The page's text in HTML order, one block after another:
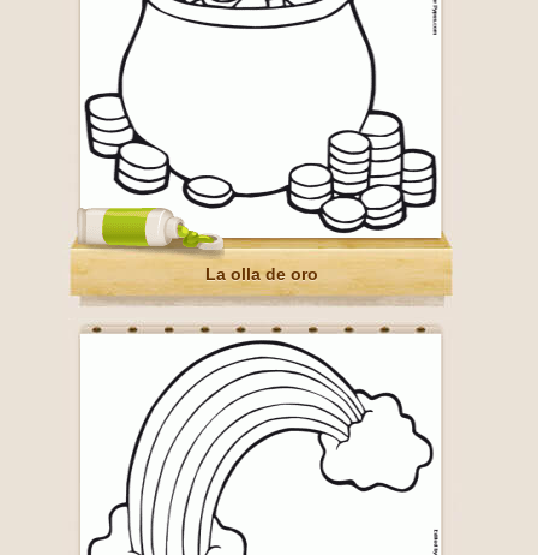
La olla de oro